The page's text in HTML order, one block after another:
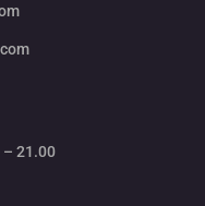
– 21.00